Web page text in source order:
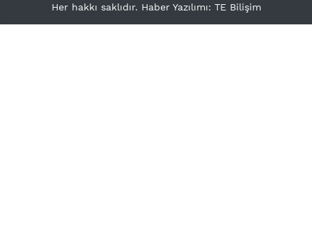
Her hakkı saklıdır. Haber Yazılımı: TE Bilişim